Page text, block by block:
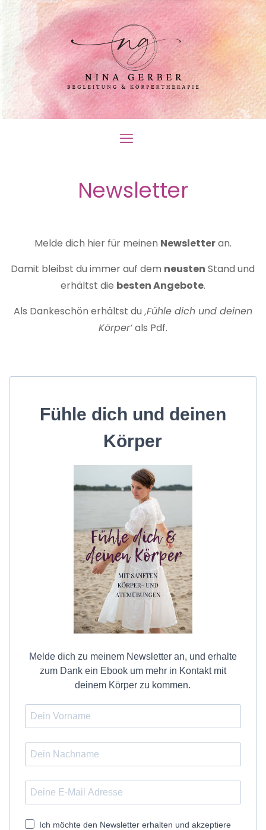
Newsletter
Melde dich hier für meinen Newsletteran.
Damit bleibst du immer auf dem neusten Stand und
erhältst die besten Angebote.
Als Dankeschön erhältst du ‚Fühle dich und deinen
Körper‘als Pdf.
Fühle dich und deinen
Körper
Melde dich zu meinem Newsletter an, und erhalte
zum Dank ein Ebook um mehr in Kontakt mit
deinem Körper zu kommen.
Ich möchte den Newsletter erhalten und akzeptiere